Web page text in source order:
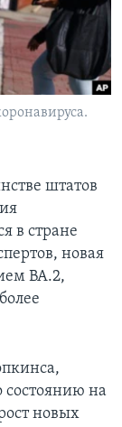
штатов
в стране
новая
BA.2,
на
новых